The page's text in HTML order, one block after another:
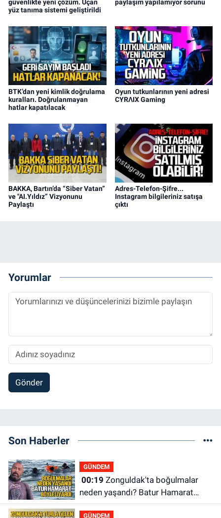
güvenlikte yeni çözüm. Uçan
yüz tanıma sistemi geliştirildi
paylaşım yapılamıyor sorunu
BTK’dan yeni kimlik doğrulama
kuralları. Doğrulanmayan
hatlar kapatılacak
Oyun tutkunlarının yeni adresi
CYRΛIX Gaming
BAKKA, Bartın’da “Siber Vatan”
ve "AI.Yıldız” Vizyonunu
Paylaştı
Adres-Telefon-Şifre...
Instagram bilgileriniz satışa
çıktı
Yorumlar
Gönder
Son Haberler
GÜNDEM
00:19
neden yaşandı? Batur Hamarat
böyle uyardı!
GÜNDEM